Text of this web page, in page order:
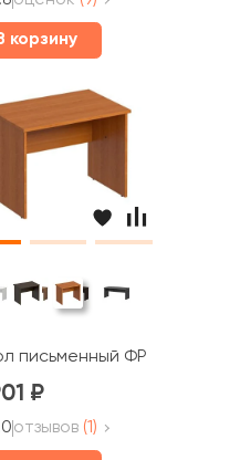
корзину
каналом А-004.К Арго
письменный ФР 181 Formula
отзывов (1)